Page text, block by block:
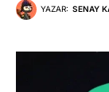
YAZAR: SENAY